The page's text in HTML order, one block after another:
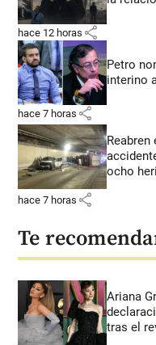
hace 12 horas share
Petro
interino
hace 7 horas share
Reabren
ocho
hace 7 horas share
Te
Ariana
tras el